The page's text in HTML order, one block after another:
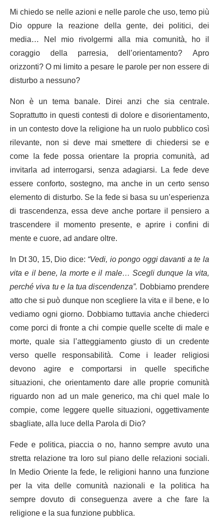
Mi chiedo se nelle azioni e nelle parole che uso, temo più
Dio oppure la reazione della gente, dei politici, dei
media… Nel mio rivolgermi alla mia comunità, ho il
coraggio della parresia, dell’orientamento? Apro
orizzonti? O mi limito a pesare le parole per non essere di
disturbo a nessuno?
Non è un tema banale. Direi anzi che sia centrale.
Soprattutto in questi contesti di dolore e disorientamento,
in un contesto dove la religione ha un ruolo pubblico così
rilevante, non si deve mai smettere di chiedersi se e
come la fede possa orientare la propria comunità, ad
invitarla ad interrogarsi, senza adagiarsi. La fede deve
essere conforto, sostegno, ma anche in un certo senso
elemento di disturbo. Se la fede si basa su un’esperienza
di trascendenza, essa deve anche portare il pensiero a
trascendere il momento presente, e aprire i confini di
mente e cuore, ad andare oltre.
In Dt 30, 15, Dio dice:“Vedi, io pongo oggi davanti a te la
vita e il bene, la morte e il male… Scegli dunque la vita,
perché viva tu e la tua discendenza”. Dobbiamo prendere
atto che si può dunque non scegliere la vita e il bene, e lo
vediamo ogni giorno. Dobbiamo tuttavia anche chiederci
come porci di fronte a chi compie quelle scelte di male e
morte, quale sia l’atteggiamento giusto di un credente
verso quelle responsabilità. Come i leader religiosi
devono agire e comportarsi in quelle specifiche
situazioni, che orientamento dare alle proprie comunità
riguardo non ad un male generico, ma chi quel male lo
compie, come leggere quelle situazioni, oggettivamente
sbagliate, alla luce della Parola di Dio?
Fede e politica, piaccia o no, hanno sempre avuto una
stretta relazione tra loro sul piano delle relazioni sociali.
In Medio Oriente la fede, le religioni hanno una funzione
per la vita delle comunità nazionali e la politica ha
sempre dovuto di conseguenza avere a che fare la
religione e la sua funzione pubblica.